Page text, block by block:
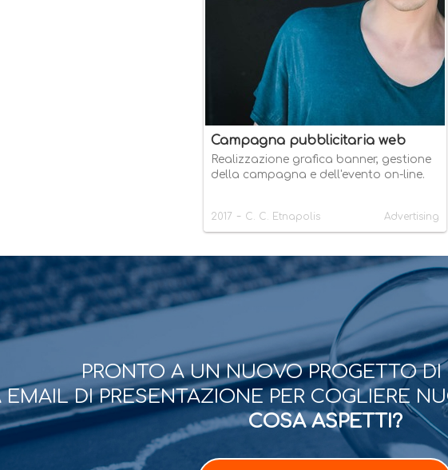
Campagna pubblicitaria web
Realizzazione grafica banner, gestione
della campagna e dell'evento on-line.
2017 - C. C. Etnapolis Advertising
PRONTO A UN NUOVO PROGETTO DI
DI PRESENTAZIONE PER COGLIERE
COSA ASPETTI?